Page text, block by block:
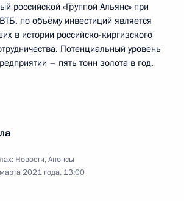
российской «Группой Альянс» при
по объёму инвестиций является
в истории российско-киргизского
Потенциальный уровень
– пять тонн золота в год.
Новости,Анонсы
2021 года, 13:00